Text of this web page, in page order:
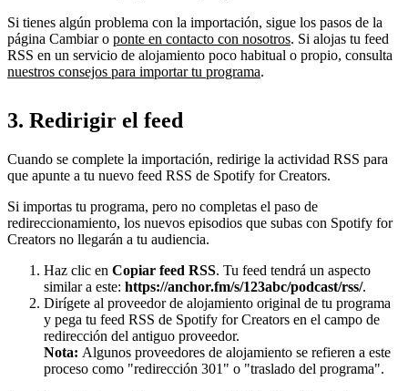
Si tienes algún problema con la importación, sigue los pasos de la
página Cambiar o ponte en contacto con nosotros. Si alojas tu feed
RSS en un servicio de alojamiento poco habitual o propio, consulta
nuestros consejos para importar tu programa.
3. Redirigir el feed
Cuando se complete la importación, redirige la actividad RSS para
que apunte a tu nuevo feed RSS de Spotify for Creators.
Si importas tu programa, pero no completas el paso de
redireccionamiento, los nuevos episodios que subas con Spotify for
Creators no llegarán a tu audiencia.
Haz clic en Copiar feed RSS. Tu feed tendrá un aspecto
similar a este: https://anchor.fm/s/123abc/podcast/rss/.
Dirígete al proveedor de alojamiento original de tu programa
y pega tu feed RSS de Spotify for Creators en el campo de
redirección del antiguo proveedor.
Nota: Algunos proveedores de alojamiento se refieren a este
proceso como "redirección 301" o "traslado del programa".